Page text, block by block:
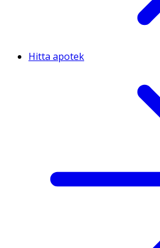
Hitta apotek